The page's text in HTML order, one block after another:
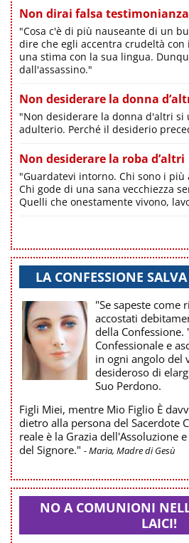
Non dirai falsa testimonianza
"Cosa c'è di più nauseante di un
dire che egli accentra crudeltà con
una stima con la sua lingua.
dall'assassino."
Non desiderare la donna
"Non desiderare la donna d'altri si
adulterio. Perché il desiderio
Non desiderare la roba d’altri
"Guardatevi intorno. Chi sono i
Chi gode di una sana vecchiezza
Quelli che onestamente vivono,
LA CONFESSIONE
"Se sapeste come
accostati
della Confessione.
Confessionale e
in ogni angolo del
desideroso di
Suo Perdono.
Figli Miei, mentre Mio Figlio È
dietro alla persona del Sacerdote
reale è la Grazia dell'Assoluzione
del Signore." - Maria, Madre di Gesù
NO A COMUNIONI
LAICI!